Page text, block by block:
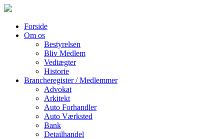
Forside
Om os
Bestyrelsen
Bliv Medlem
Vedtægter
Historie
Brancheregister / Medlemmer
Advokat
Arkitekt
Auto Forhandler
Auto Værksted
Bank
Detailhandel